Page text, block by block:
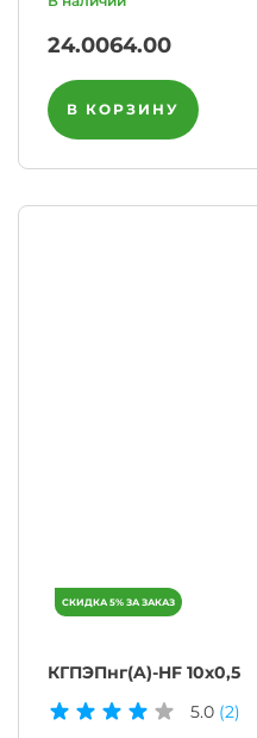
24.0064.00
В КОРЗИНУ
КГПЭПнг(A)-HF 10х0,5
5.0 (2)